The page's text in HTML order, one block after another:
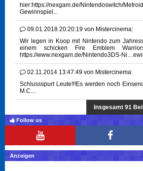
hier:https://nexgam.de/Nintendoswitch/
Gewinnspiel...
09.01.2018 20:20:19 von Mistercinema:
Wir legen in Koop mit Nintendo zum
einem schicken Fire Emblem
https://www.nexgam.de/Nintendo3DS-
02.11.2014 13:47:49 von Mistercinema:
Schlussspurt Leute!!!Es werden noch
M.C....
Insgesamt 91
Follow us
Anzeigen